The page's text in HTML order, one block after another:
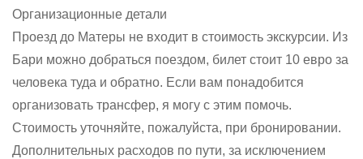
Организационные детали
Проезд до Матеры не входит в стоимость экскурсии. Из
Бари можно добраться поездом, билет стоит 10 евро за
человека туда и обратно. Если вам понадобится
организовать трансфер, я могу с этим помочь.
Стоимость уточняйте, пожалуйста, при бронировании.
Дополнительных расходов по пути, за исключением